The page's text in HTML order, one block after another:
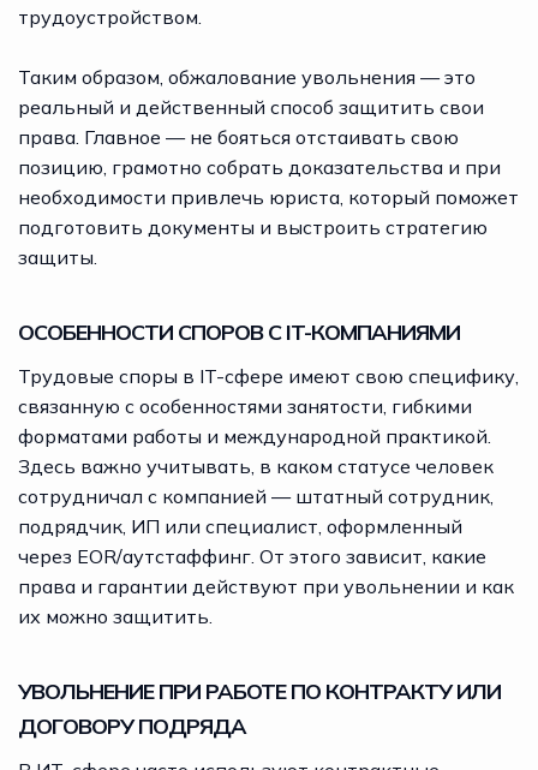
трудоустройством.
Таким образом, обжалование увольнения — это
реальный и действенный способ защитить свои
права. Главное — не бояться отстаивать свою
позицию, грамотно собрать доказательства и при
необходимости привлечь юриста, который поможет
подготовить документы и выстроить стратегию
защиты.
ОСОБЕННОСТИ СПОРОВ С IT-КОМПАНИЯМИ
Трудовые споры в IT-сфере имеют свою специфику,
связанную с особенностями занятости, гибкими
форматами работы и международной практикой.
Здесь важно учитывать, в каком статусе человек
сотрудничал с компанией — штатный сотрудник,
подрядчик, ИП или специалист, оформленный
через EOR/аутстаффинг. От этого зависит, какие
права и гарантии действуют при увольнении и как
их можно защитить.
УВОЛЬНЕНИЕ ПРИ РАБОТЕ ПО КОНТРАКТУ ИЛИ
ДОГОВОРУ ПОДРЯДА